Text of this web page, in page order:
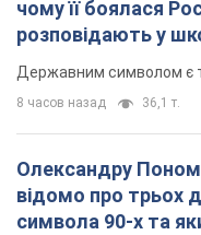
чому її боялася
розповідають у
Державним символом є
8 часов назад 36,1 т.
Олександру
відомо про трьох
символа 90-х та